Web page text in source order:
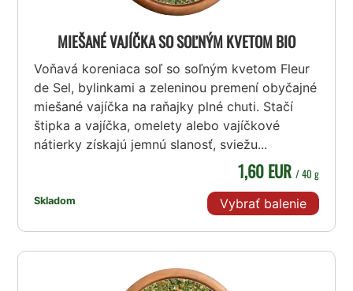
MIEŠANÉ VAJÍČKA SO SOĽNÝM KVETOM BIO
Voňavá koreniaca soľ so soľným kvetom Fleur
de Sel, bylinkami a zeleninou premení obyčajné
miešané vajíčka na raňajky plné chuti. Stačí
štipka a vajíčka, omelety alebo vajíčkové
nátierky získajú jemnú slanosť, sviežu...
Skladom
1,60 EUR / 40 g
Vybrať balenie